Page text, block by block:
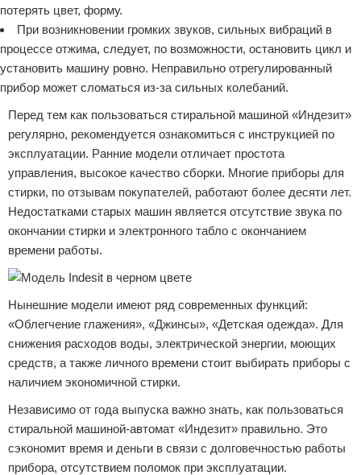
потерять цвет, форму.
При возникновении громких звуков, сильных вибраций в
процессе отжима, следует, по возможности, остановить цикл и
установить машину ровно. Неправильно отрегулированный
прибор может сломаться из-за сильных колебаний.
Перед тем как пользоваться стиральной машиной «Индезит»
регулярно, рекомендуется ознакомиться с инструкцией по
эксплуатации. Ранние модели отличает простота
управления, высокое качество сборки. Многие приборы для
стирки, по отзывам покупателей, работают более десяти лет.
Недостатками старых машин является отсутствие звука по
окончании стирки и электронного табло с окончанием
времени работы.
Нынешние модели имеют ряд современных функций:
«Облегчение глажения», «Джинсы», «Детская одежда». Для
снижения расходов воды, электрической энергии, моющих
средств, а также личного времени стоит выбирать приборы с
наличием экономичной стирки.
Независимо от года выпуска важно знать, как пользоваться
стиральной машиной-автомат «Индезит» правильно. Это
сэкономит время и деньги в связи с долговечностью работы
прибора, отсутствием поломок при эксплуатации.